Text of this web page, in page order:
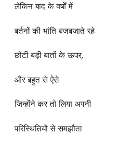
लेकिन बाद के वर्षों में
बर्तनों की भांति बजबजाते रहे
छोटी बड़ी बातों के ऊपर,
और बहुत से ऐसे
जिन्होंने कर तो लिया अपनी
परिस्थितियों से समझौता